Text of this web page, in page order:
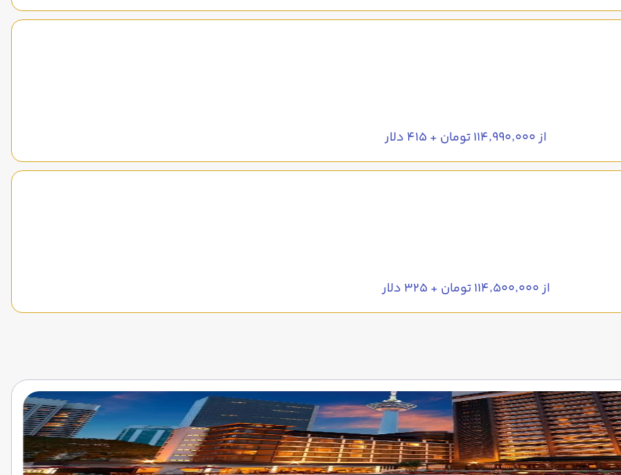
از ۱۱۴٬۹۹۰٬۰۰۰ تومان + ۴۱۵ دلار
از ۱۱۴٬۵۰۰٬۰۰۰ تومان + ۳۲۵ دلار